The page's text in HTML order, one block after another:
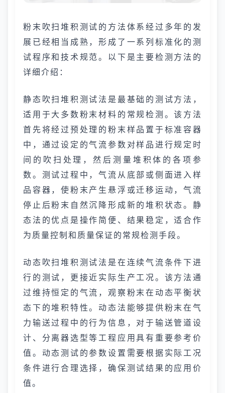
粉末吹扫堆积测试的方法体系经过多年的发
展已经相当成熟，形成了一系列标准化的测
试程序和技术规范。以下是主要检测方法的
详细介绍：
静态吹扫堆积测试法是最基础的测试方法，
适用于大多数粉末材料的常规检测。该方法
首先将经过预处理的粉末样品置于标准容器
中，通过设定的气流参数对样品进行规定时
间的吹扫处理，然后测量堆积体的各项参
数。测试过程中，气流从底部或侧面进入样
品容器，使粉末产生悬浮或迁移运动，气流
停止后粉末自然沉降形成新的堆积状态。静
态法的优点是操作简便、结果稳定，适合作
为质量控制和质量保证的常规检测手段。
动态吹扫堆积测试法是在连续气流条件下进
行的测试，更接近实际生产工况。该方法通
过维持恒定的气流，观察粉末在动态平衡状
态下的堆积特性。动态法能够提供粉末在气
力输送过程中的行为信息，对于输送管道设
计、分离器选型等工程应用具有重要参考价
值。动态测试的参数设置需要根据实际工况
条件进行合理选择，确保测试结果的应用价
值。